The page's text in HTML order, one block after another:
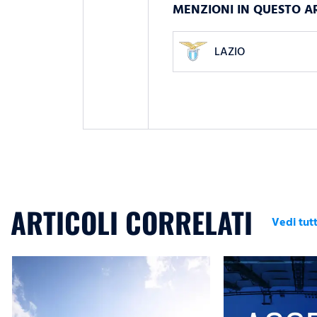
MENZIONI IN QUESTO
LAZIO
ARTICOLI CORRELATI Vedi